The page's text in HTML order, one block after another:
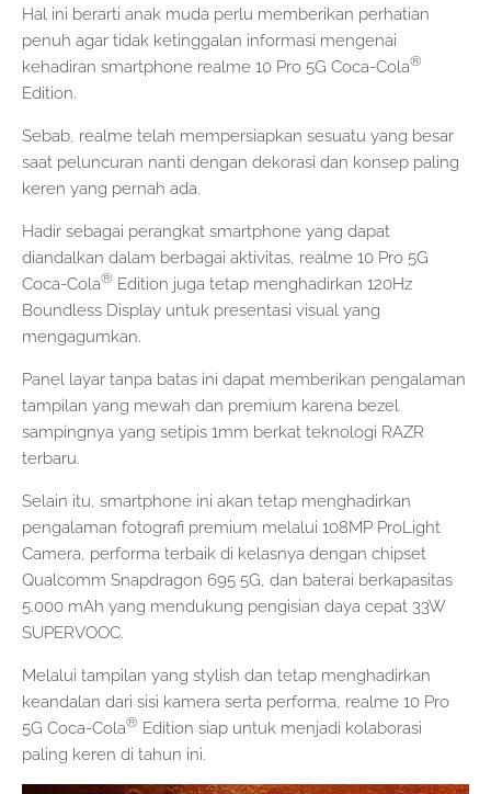
Hal ini berarti anak muda perlu memberikan perhatian
penuh agar tidak ketinggalan informasi mengenai
kehadiran smartphone realme 10 Pro 5G Coca-Cola®
Edition.
Sebab, realme telah mempersiapkan sesuatu yang besar
saat peluncuran nanti dengan dekorasi dan konsep paling
keren yang pernah ada.
Hadir sebagai perangkat smartphone yang dapat
diandalkan dalam berbagai aktivitas, realme 10 Pro 5G
Coca-Cola® Edition juga tetap menghadirkan 120Hz
Boundless Display untuk presentasi visual yang
mengagumkan.
Panel layar tanpa batas ini dapat memberikan pengalaman
tampilan yang mewah dan premium karena bezel
sampingnya yang setipis 1mm berkat teknologi RAZR
terbaru.
Selain itu, smartphone ini akan tetap menghadirkan
pengalaman fotografi premium melalui 108MP ProLight
Camera, performa terbaik di kelasnya dengan chipset
Qualcomm Snapdragon 695 5G, dan baterai berkapasitas
5.000 mAh yang mendukung pengisian daya cepat 33W
SUPERVOOC.
Melalui tampilan yang stylish dan tetap menghadirkan
keandalan dari sisi kamera serta performa, realme 10 Pro
5G Coca-Cola® Edition siap untuk menjadi kolaborasi
paling keren di tahun ini.